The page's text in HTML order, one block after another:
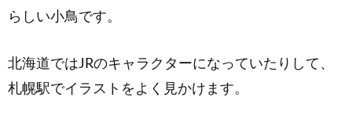
らしい小鳥です。
北海道ではJRのキャラクターになっていたりして、
札幌駅でイラストをよく見かけます。